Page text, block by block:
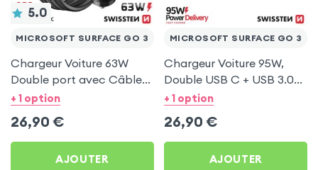
5.0
MICROSOFT SURFACE GO 3
Chargeur Voiture 63W
Double port avec Câble
USB C 1m pour Microsoft
+ 1 option
26,90 €
AJOUTER
MICROSOFT SURFACE GO 3
Chargeur Voiture 95W,
Double USB C + USB 3.0
pour Microsoft Surface
+ 1 option
26,90 €
AJOUTER